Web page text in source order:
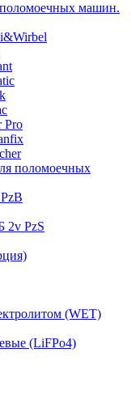
машин.
Pro
поломоечных
2v PzS
(WET)
(LiFPo4)